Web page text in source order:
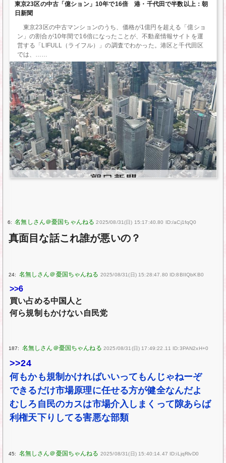
東京23区の中古「億ション」10年で16倍 港・千代田で半数以上：朝
日新聞
東京23区の中古マンションのうち、価格が1億円を超える「億ショ
ン」の割合が10年間で16倍になったことが、不動産情報サイトを運
営する「LIFULL（ライフル）」の調査でわかった。港区と千代田区
では、…
6: 2025/08/31(日) 15:17:40.80 ID:/aCj1fqQ0
真面目な話これ誰が悪いの？
24: 2025/08/31(日) 15:28:47.80 ID:8BIIQbKB0
>>6
買い占める中国人と
何ら規制もかけない自民党
187: 2025/08/31(日) 17:49:22.11 ID:3PAN2xH+0
>>24
何もかも規制かければいいってもんじゃねーぞ
できるだけ市場原理に任せる方が健全なんだよ
むしろ自民のカスは市場介入しまくって隙あらば
利権天下りしてる害悪な部類
45: 2025/08/31(日) 15:40:14.47 ID:iLjqRlvD0